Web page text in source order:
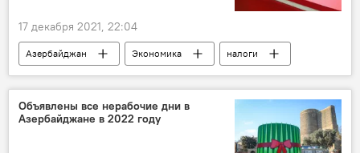
17 декабря 2021, 22:04
Азербайджан Экономика
налоги
выигрыш
ставки
Объявлены все нерабочие дни в
Азербайджане в 2022 году